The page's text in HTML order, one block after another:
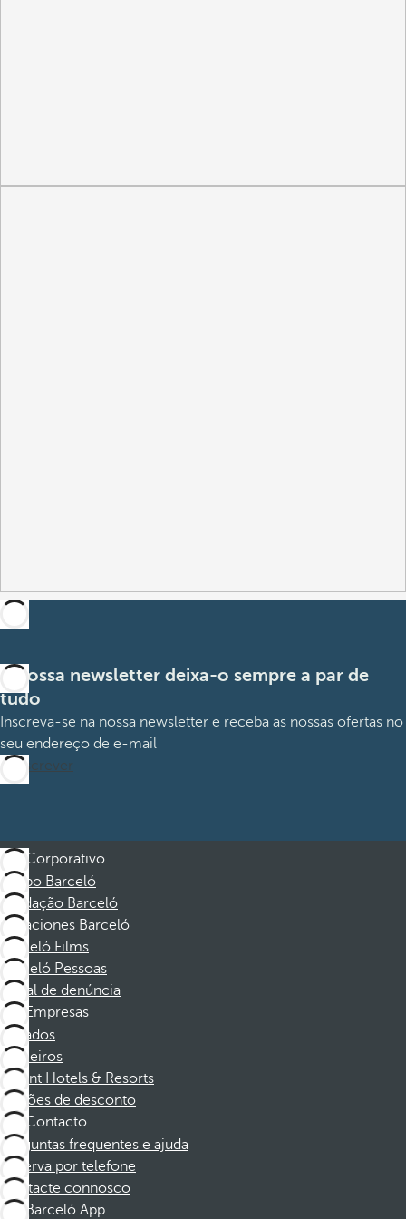
A nossa newsletter deixa-o sempre a par de
tudo
Inscreva-se na nossa newsletter e receba as nossas ofertas no
seu endereço de e-mail
Subscrever
Corporativo
Grupo Barceló
Fundação Barceló
Vacaciones Barceló
Barceló Films
Barceló Pessoas
Canal de denúncia
Empresas
Afiliados
Parceiros
Dorint Hotels & Resorts
Cupões de desconto
Contacto
Perguntas frequentes e ajuda
Reserva por telefone
Contacte connosco
Barceló App